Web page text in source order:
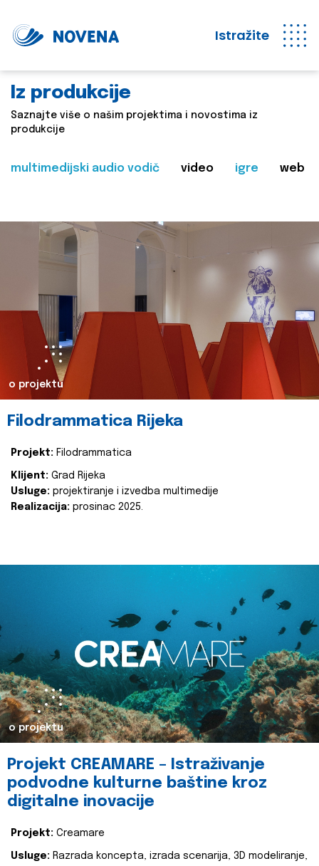
Istražite
Iz produkcije
Saznajte više o našim projektima i novostima iz
produkcije
multimedijski audio vodič video igre web
o projektu
Filodrammatica Rijeka
Projekt: Filodrammatica
Klijent: Grad Rijeka
Usluge: projektiranje i izvedba multimedije
Realizacija: prosinac 2025.
o projektu
Projekt CREAMARE – Istraživanje
podvodne kulturne baštine kroz
digitalne inovacije
Projekt: Creamare
Usluge: Razrada koncepta, izrada scenarija, 3D modeliranje,